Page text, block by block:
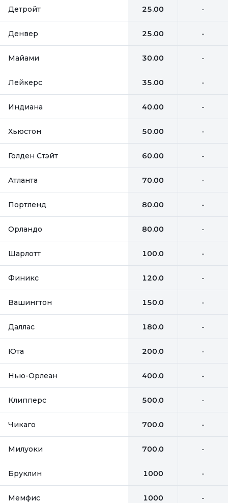
Детройт 25.00 -
Денвер 25.00 -
Майами 30.00 -
Лейкерс 35.00 -
Индиана 40.00 -
Хьюстон 50.00 -
Голден Стэйт 60.00 -
Атланта 70.00 -
Портленд 80.00 -
Орландо 80.00 -
Шарлотт 100.0 -
Финикс 120.0 -
Вашингтон 150.0 -
Даллас 180.0 -
Юта 200.0 -
Нью-Орлеан 400.0 -
Клипперс 500.0 -
Чикаго 700.0 -
Милуоки 700.0 -
Бруклин 1000 -
Мемфис 1000 -